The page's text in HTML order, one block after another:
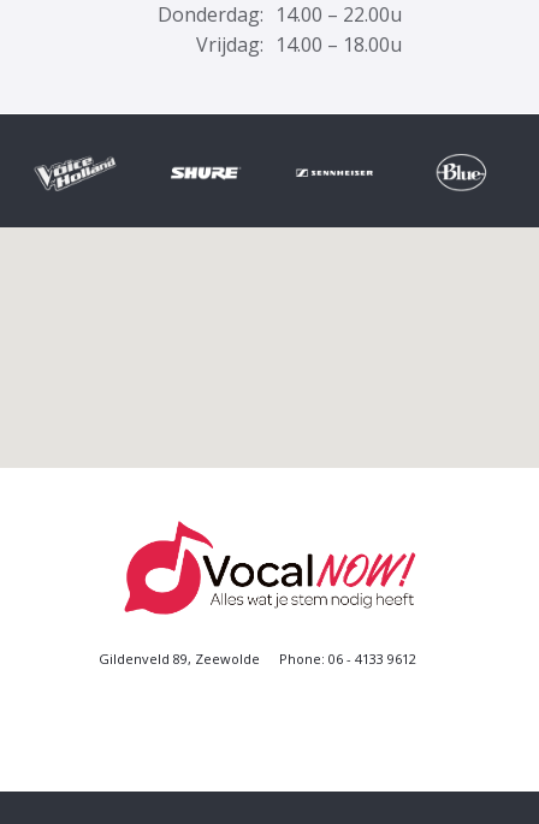
Donderdag:
Vrijdag:
14.00 – 22.00u
14.00 – 18.00u
Phone: 06 - 4133 9612
Gildenveld 89, Zeewolde